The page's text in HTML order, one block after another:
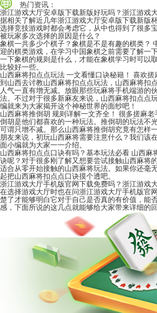
热门资讯：
浙江游戏大厅安卓版下载新版好玩吗？浙江游戏
据相关了解近几年浙江游戏大厅安卓版下载新版
选择竞技游戏时都会考虑它，从中也得到了很多
被玩家多次选择的原因是什么？
象棋一共多少个棋子？象棋是不是有趣的棋类？
迎的棋类游戏，在学习中国象棋之前需要了解一
一下象棋的规则是什么，才能在象棋学习时可以
比较好一些。
山西麻将扣点点玩法 一文看懂口诀秘籍！ 喜欢搓
到山西去讨教山西麻将扣点点玩法，山西麻将扣
人气一直有增无减。放眼那些玩麻将手机端游的
法。不过对于很多新麻友来说，山西麻将扣点点
编就来为大家揭开这个神秘世界的面纱吧！
山西麻将推倒胡 规则详解一文齐全！ 很多搓麻老
倒胡是他们都喜欢的一种玩法。推倒胡的玩法不
可谓只增不减。那么山西麻将推倒胡究竟有怎样
朋友来说，初玩山西麻将需要注意什么？我们该
面小编就为大家一一介绍。
山西麻将扣点点口诀有吗？基本玩法必看 山西麻
诀呢？对于很多刚了解又想要尝试接触山西麻将
适合从零开始接触的山西麻将玩法。如果你还毫
起把山西麻将扣点点口诀摸个透吧。
浙江游戏大厅手机版官网下载免费吗？浙江游戏
在选择游戏大厅时也在问浙江游戏大厅手机版官
楚了才能够明白它对于自己是否真的有价值，能
感，下面所说的这几点就能够给大家带来详细的回